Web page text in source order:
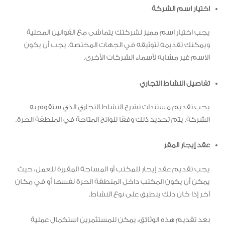
اختيار اسم الشركة
يجب اختيار اسم مميز لشركتك يتماشى مع القوانين المحلية
ويمكنك تقديمه لتوثيقه في الجهات المختصة. يجب أن يكون
الاسم غير مشابه لأسماء الشركات الأخرى.
تفاصيل النشاط التجاري
يجب تقديم مستندات تشرح النشاط التجاري الذي ستقوم به
الشركة. يتم تحديد ذلك وفقًا للوائح المتاحة في المنطقة الحرة.
عقد إيجار المقر
يجب تقديم عقد إيجار للمكتب أو المساحة المقررة للعمل، حيث
يمكن أن يكون المكتب داخل المنطقة الحرة نفسها أو في مكان
آخر إذا كان ذلك ينطبق على نوع النشاط.
بعد تقديم هذه الوثائق، يمكن للمستثمرين استكمال عملية